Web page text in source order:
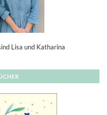
Lisa und Katharina